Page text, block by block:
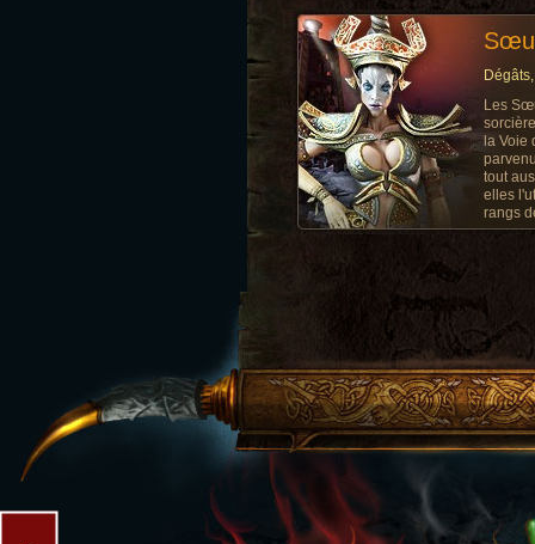
Les
la Voie
tout
elles
rangs